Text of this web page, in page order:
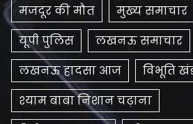
मजदूर की मौत
मुख्य समाचार
यूपी पुलिस
लखनऊ समाचार
लखनऊ हादसा आज
विभूति
श्याम बाबा निशान चढ़ाना